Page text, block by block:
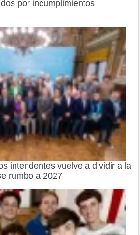
por incumplimientos
intendentes vuelve a dividir a la
rumbo a 2027